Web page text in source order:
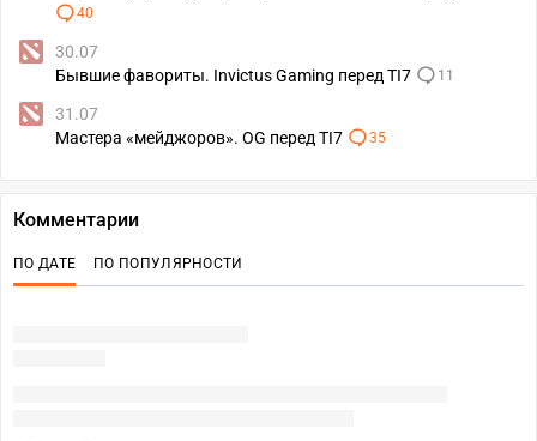
40
30.07
Бывшие фавориты. Invictus Gaming перед TI7
11
31.07
Мастера «мейджоров». OG перед TI7
35
Комментарии
ПО ДАТЕ ПО ПОПУЛЯРНОСТИ